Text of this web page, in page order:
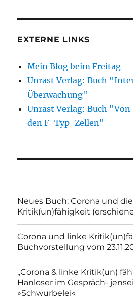
EXTERNE LINKS
Mein Blog beim Freitag
Unrast Verlag: Buch
Überwachung"
Unrast Verlag: Buch
den F-Typ-Zellen"
Neues Buch: Corona und
Kritik(un)fähigkeit
Corona und linke
Buchvorstellung vom
„Corona & linke Kritik(un)
Hanloser im Gespräch-
»Schwurbelei«